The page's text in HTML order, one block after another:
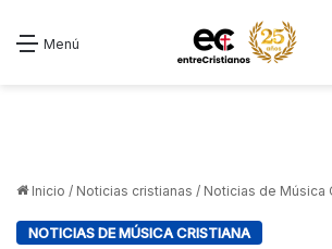
Menú
Inicio / Noticias cristianas / Noticias de Música
NOTICIAS DE MÚSICA CRISTIANA